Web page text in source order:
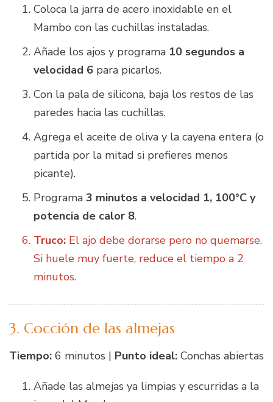
Coloca la jarra de acero inoxidable en el
Mambo con las cuchillas instaladas.
Añade los ajos y programa 10 segundos a
velocidad 6 para picarlos.
Con la pala de silicona, baja los restos de las
paredes hacia las cuchillas.
Agrega el aceite de oliva y la cayena entera (o
partida por la mitad si prefieres menos
picante).
Programa 3 minutos a velocidad 1, 100°C y
potencia de calor 8.
Truco: El ajo debe dorarse pero no quemarse.
Si huele muy fuerte, reduce el tiempo a 2
minutos.
3. Cocción de las almejas
Tiempo: 6 minutos | Punto ideal: Conchas abiertas
Añade las almejas ya limpias y escurridas a la